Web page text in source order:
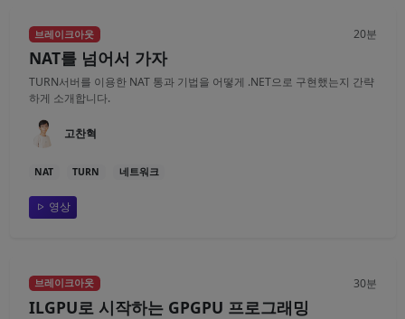
브레이크아웃 20분
NAT를 넘어서 가자
TURN서버를 이용한 NAT 통과 기법을 어떻게 .NET으로 구현했는지 간략
하게 소개합니다.
고찬혁
NAT TURN 네트워크
영상
브레이크아웃 30분
ILGPU로 시작하는 GPGPU 프로그래밍